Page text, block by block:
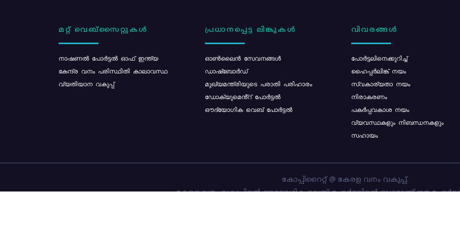
മറ്റ് വെബ്സൈറ്റുകൾ
നാഷണൽ പോർട്ടൽ ഓഫ് ഇന്ത്യ
കേന്ദ്ര വനം പരിസ്ഥിതി കാലാവസ്ഥ
വ്യതിയാന വകുപ്പ്
പ്രധാനപ്പെട്ട ലിങ്കുകൾ
ഓൺലൈൻ സേവനങ്ങൾ
ഡാഷ്ബോർഡ്
മുഖ്യമന്ത്രിയുടെ പരാതി പരിഹാരം
ഡോക്യുമെൻ്റ് പോർട്ടൽ
ഔദ്യോഗിക വെബ് പോർട്ടൽ
വിവരങ്ങൾ
പോര്‍ട്ടലിനെക്കുറിച്ച്
ഹൈപ്പർലിങ്ക് നയം
സ്വകാര്യതാ നയം
നിരാകരണം
പകർപ്പവകാശ നയം
വ്യവസ്ഥകളും നിബന്ധനകളും
സഹായം
കോപ്പിറൈറ്റ് @ കേരള വനം വകുപ്പ്.
കേരള വനം വകുപ്പിന്റെ ഔദ്യോഗിക വെബ്-പോർട്ടലിന്റെ ഭാഗമാണ് ഈ